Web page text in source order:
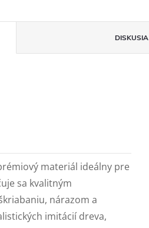
DISKUSIA
materiál ideálny pre
sa kvalitným
nárazom a
imitácií dreva,